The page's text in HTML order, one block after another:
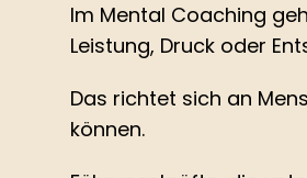
Im Mental Coaching
Leistung, Druck oder
Das richtet sich an
können.